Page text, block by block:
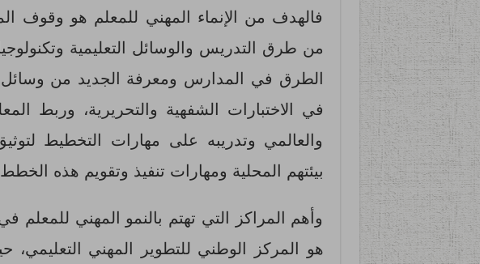
فالهدف من الإنماء المهني للمعلم هو وقوف
من طرق التدريس والوسائل التعليمية
الطرق في المدارس ومعرفة الجديد من وسائل
في الاختبارات الشفهية والتحريرية، وربط
والعالمي وتدريبه على مهارات التخطيط
بيئتهم المحلية ومهارات تنفيذ وتقويم هذه الخطط
وأهم المراكز التي تهتم بالنمو المهني للمعلم
هو المركز الوطني للتطوير المهني التعليمي،